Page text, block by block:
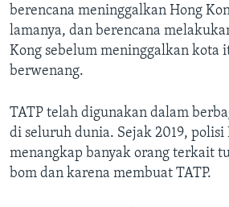
berencana meninggalkan Hong
lamanya, dan berencana
Kong sebelum meninggalkan kota
berwenang.
TATP telah digunakan dalam
di seluruh dunia. Sejak 2019, polisi
menangkap banyak orang terkait
bom dan karena membuat TATP.